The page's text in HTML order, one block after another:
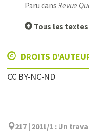
Paru dans Revue
Tous les
DROITS
CC BY-NC-ND
217 | 2011/1 : Un